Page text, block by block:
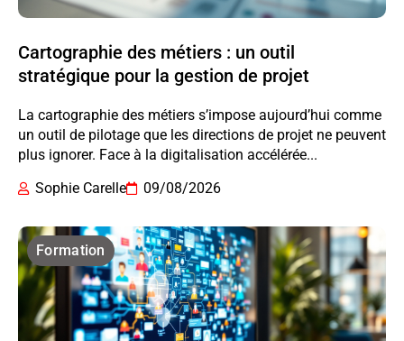
Cartographie des métiers : un outil
stratégique pour la gestion de projet
La cartographie des métiers s’impose aujourd’hui comme
un outil de pilotage que les directions de projet ne peuvent
plus ignorer. Face à la digitalisation accélérée...
Sophie Carelle
09/08/2026
Formation